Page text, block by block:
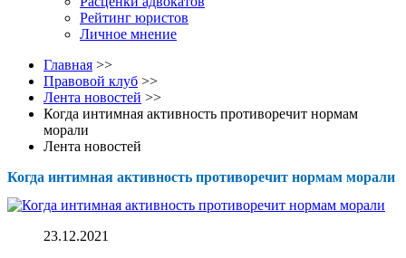
Рейтинг юристов
Личное мнение
Главная >>
Правовой клуб >>
Лента новостей >>
Когда интимная активность противоречит нормам
морали
Лента новостей
Когда интимная активность противоречит нормам морали
23.12.2021